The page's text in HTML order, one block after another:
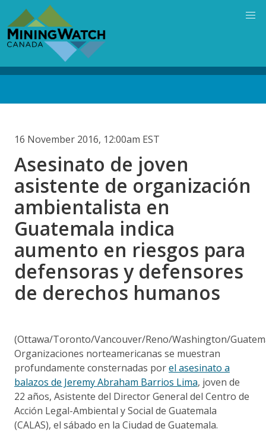
main
content
16 November 2016, 12:00am EST
Asesinato de joven
asistente de organización
ambientalista en
Guatemala indica
aumento en riesgos para
defensoras y defensores
de derechos humanos
(Ottawa/Toronto/Vancouver/Reno/Washington/
Organizaciones norteamericanas se muestran
profundamente consternadas porel asesinato a
balazos de Jeremy Abraham Barrios Lima, joven de
22 años, Asistente del Director General del Centro de
Acción Legal-Ambiental y Social de Guatemala
(CALAS), el sábado en la Ciudad de Guatemala.